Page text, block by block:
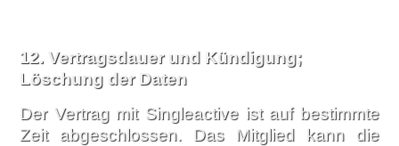
12. Vertragsdauer und Kündigung;
Löschung der Daten
Der Vertrag mit Singleactive ist auf bestimmte
Zeit abgeschlossen. Das Mitglied kann die